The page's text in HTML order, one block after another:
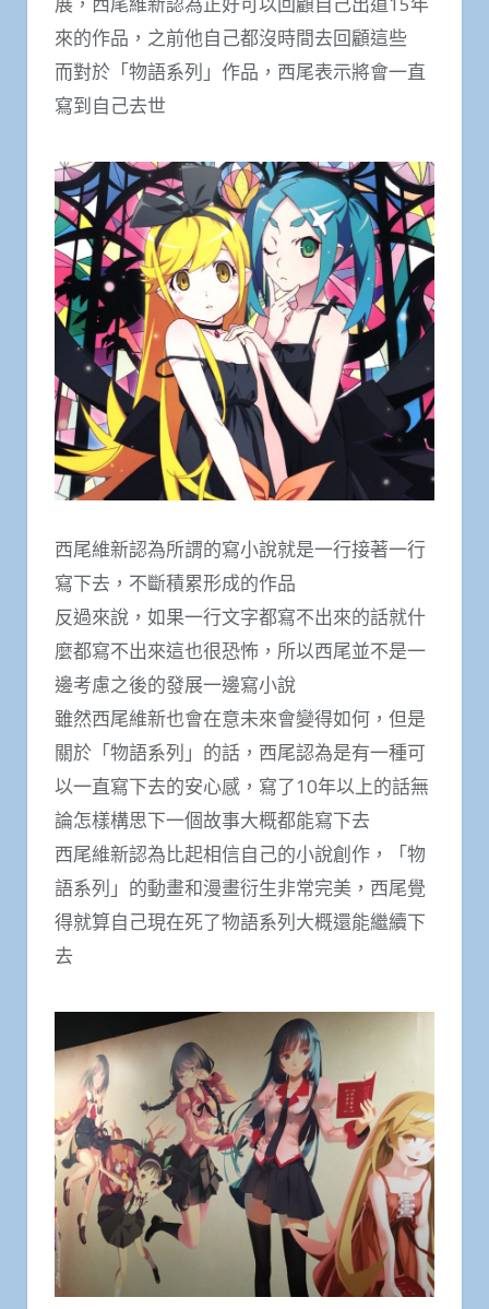
來的作品，之前他自己都沒時間去回顧這些
而對於「物語系列」作品，西尾表示將會一直
寫到自己去世
西尾維新認為所謂的寫小說就是一行接著一行
寫下去，不斷積累形成的作品
反過來說，如果一行文字都寫不出來的話就什
麼都寫不出來這也很恐怖，所以西尾並不是一
邊考慮之後的發展一邊寫小說
雖然西尾維新也會在意未來會變得如何，但是
關於「物語系列」的話，西尾認為是有一種可
以一直寫下去的安心感，寫了10年以上的話無
論怎樣構思下一個故事大概都能寫下去
西尾維新認為比起相信自己的小說創作，「物
語系列」的動畫和漫畫衍生非常完美，西尾覺
得就算自己現在死了物語系列大概還能繼續下
去